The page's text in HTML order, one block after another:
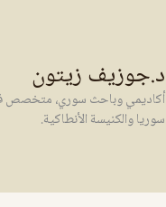
د.جوزيف زيتون
أكاديمي وباحث سوري، متخصص
سوريا والكنيسة الأنطاكية.